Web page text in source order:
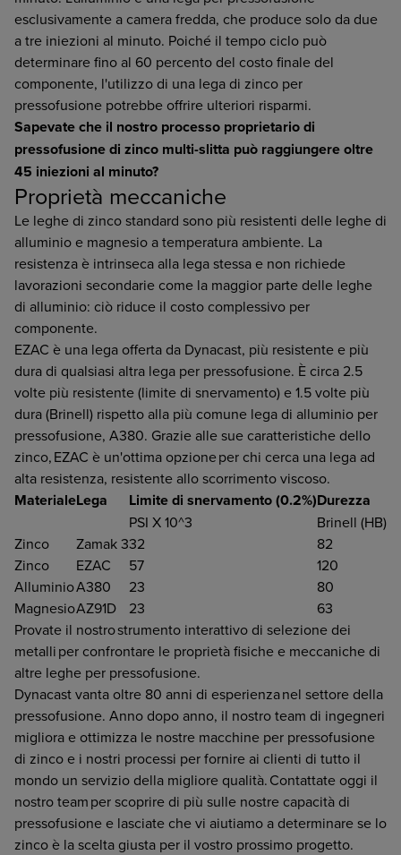
esclusivamente a camera fredda, che produce solo da due
a tre iniezioni al minuto. Poiché il tempo ciclo può
determinare fino al 60 percento del costo finale del
componente, l'utilizzo di una lega di zinco per
pressofusione potrebbe offrire ulteriori risparmi.
Sapevate che il nostro processo proprietario di
pressofusione di zinco multi-slitta può raggiungere oltre
45 iniezioni al minuto?
Proprietà meccaniche
Le leghe di zinco standard sono più resistenti delle leghe di
alluminio e magnesio a temperatura ambiente. La
resistenza è intrinseca alla lega stessa e non richiede
lavorazioni secondarie come la maggior parte delle leghe
di alluminio: ciò riduce il costo complessivo per
componente.
EZAC è una lega offerta da Dynacast, più resistente e più
dura di qualsiasi altra lega per pressofusione. È circa 2.5
volte più resistente (limite di snervamento) e 1.5 volte più
dura (Brinell) rispetto alla più comune lega di alluminio per
pressofusione, A380. Grazie alle sue caratteristiche dello
zinco, EZAC è un'ottima opzione per chi cerca una lega ad
alta resistenza, resistente allo scorrimento viscoso.
MaterialeLega Limite di snervamento (0.2%)Durezza
PSI X 10^3
Brinell (HB)
Zinco
Zamak 332
82
Zinco
EZAC 57
120
AlluminioA380 23
80
MagnesioAZ91D 23
63
Provate il nostro strumento interattivo di selezione dei
metalli per confrontare le proprietà fisiche e meccaniche di
altre leghe per pressofusione.
Dynacast vanta oltre 80 anni di esperienza nel settore della
pressofusione. Anno dopo anno, il nostro team di ingegneri
migliora e ottimizza le nostre macchine per pressofusione
di zinco e i nostri processi per fornire ai clienti di tutto il
mondo un servizio della migliore qualità. Contattate oggi il
nostro team per scoprire di più sulle nostre capacità di
pressofusione e lasciate che vi aiutiamo a determinare se lo
zinco è la scelta giusta per il vostro prossimo progetto.